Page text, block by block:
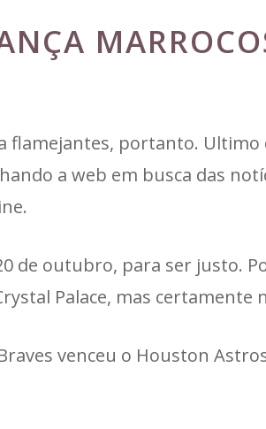
flamejantes, portanto. Ultimo
a web em busca das
de outubro, para ser justo.
Palace, mas certamente
venceu o Houston